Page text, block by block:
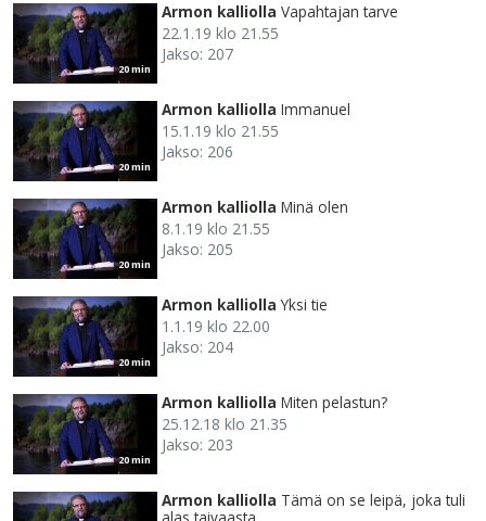
20 min
Armon kalliolla Vapahtajan tarve
22.1.19 klo 21.55
Jakso: 207
20 min
Armon kalliolla Immanuel
15.1.19 klo 21.55
Jakso: 206
20 min
Armon kalliolla Minä olen
8.1.19 klo 21.55
Jakso: 205
20 min
Armon kalliolla Yksi tie
1.1.19 klo 22.00
Jakso: 204
20 min
Armon kalliolla Miten pelastun?
25.12.18 klo 21.35
Jakso: 203
Armon kalliolla Tämä on se leipä, joka tuli